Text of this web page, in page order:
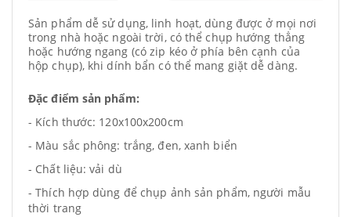
Sản phẩm dễ sử dụng, linh hoạt, dùng được ở mọi nơi
trong nhà hoặc ngoài trời, có thể chụp hướng thẳng
hoặc hướng ngang (có zip kéo ở phía bên cạnh của
hộp chụp), khi dính bẩn có thể mang giặt dễ dàng.
Đặc điểm sản phẩm:
- Kích thước: 120x100x200cm
- Màu sắc phông: trắng, đen, xanh biển
- Chất liệu: vải dù
- Thích hợp dùng để chụp ảnh sản phẩm, người mẫu
thời trang